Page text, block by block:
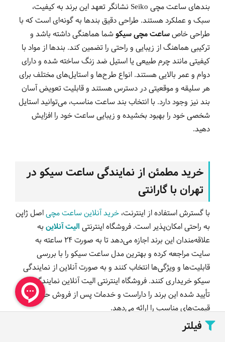
فیلتر
بندهای ساعت مچی Seiko نشانگر تعهد این برند به کیفیت،
سبک و عملکرد هستند. طراحی دقیق بندها به گونه‌ای است که با
طراحی خاصساعت مچی سیکوشما هماهنگی داشته باشد و
ترکیبی هماهنگ از زیبایی و راحتی را تضمین کند. بندها از مواد با
کیفیتی مانند چرم طبیعی یا استیل ضد زنگ ساخته شده و دارای
دوام و عمر بالایی هستند. انواع طرح‌ها و استایل‌های مختلف برای
هر سلیقه و موقعیتی در دسترس هستند و قابلیت تعویض آسان
بند نیز وجود دارد. با انتخاب بند ساعت مناسب، می‌توانید استایل
شخصی خود را بهبود بخشیده و زیبایی ساعت خود را افزایش
دهید.
خرید مطمئن از نمایندگی ساعت سیکو در
تهران با گارانتی
با گسترش استفاده از اینترنت، خرید آنلاین ساعت مچیاصل ژاپن
به راحتی امکان‌پذیر است. فروشگاه اینترنتی الیت آنلاین به
علاقه‌مندان این برند اجازه می‌دهد تا به صورت 24 ساعته به
سایت مراجعه کرده و بهترین مدل ساعت سیکو را با بررسی
قابلیت‌ها و ویژگی‌ها انتخاب کنند و به صورت آنلاین از نمایندگی
سیکو خریداری کنند. فروشگاه اینترنتی الیت آنلاین نمایندگی‌های
تأیید شده این برند را داراست و خدمات پس از فروش حرفه‌ای و
قیمت‌های مناسب را ارائه می‌دهد.